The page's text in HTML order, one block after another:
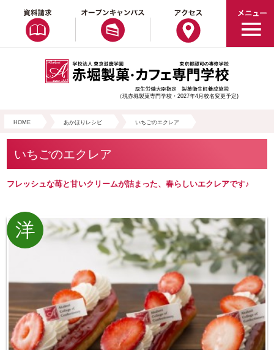
（現赤堀製菓専門学校・2027年4月校名変更予定)
HOME あかほりレシピ いちごのエクレア
いちごのエクレア
フレッシュな苺と甘いクリームが詰まった、春らしいエクレアです♪